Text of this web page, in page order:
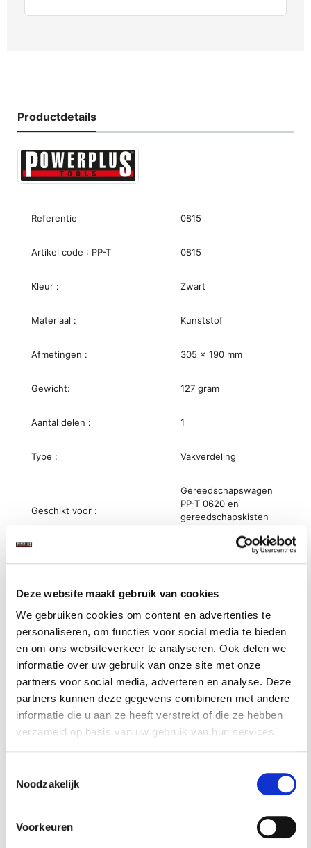
Deze website maakt gebruik van cookies
We gebruiken cookies om content en advertenties te
personaliseren, om functies voor social media te bieden
en om ons websiteverkeer te analyseren. Ook delen we
informatie over uw gebruik van onze site met onze
partners voor social media, adverteren en analyse. Deze
partners kunnen deze gegevens combineren met andere
informatie die u aan ze heeft verstrekt of die ze hebben
verzameld op basis van uw gebruik van hun services.
Noodzakelijk
Voorkeuren
Productdetails
Referentie 0815
Artikel code : PP-T 0815
Kleur : Zwart
Materiaal : Kunststof
Afmetingen : 305 x 190 mm
Gewicht: 127 gram
Aantal delen : 1
Type : Vakverdeling
Geschikt voor :
Gereedschapswagen
PP-T 0620 en
gereedschapskisten
Misschien vindt u dit ook
interessant
Grote kunststof
€ 2,95 €